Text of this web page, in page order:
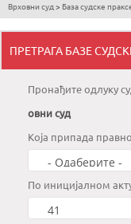
You
are
here
Врховни суд > База судске
ПРЕТРАГА БАЗЕ
Пронађите одлуку
овни суд
Kоја припада
По иницијалном